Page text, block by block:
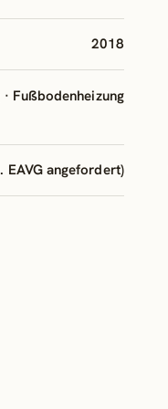
2018
Fußbodenheizung
EAVG angefordert)